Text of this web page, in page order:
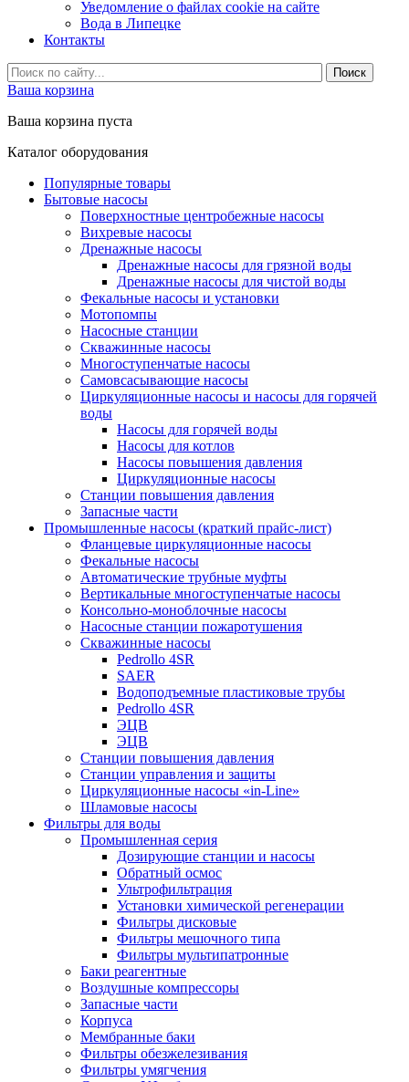
Уведомление о файлах cookie на сайте
Вода в Липецке
Контакты
Ваша корзина
Ваша корзина пуста
Каталог оборудования
Популярные товары
Бытовые насосы
Поверхностные центробежные насосы
Вихревые насосы
Дренажные насосы
Дренажные насосы для грязной воды
Дренажные насосы для чистой воды
Фекальные насосы и установки
Мотопомпы
Насосные станции
Скважинные насосы
Многоступенчатые насосы
Самовсасывающие насосы
Циркуляционные насосы и насосы для горячей
воды
Насосы для горячей воды
Насосы для котлов
Насосы повышения давления
Циркуляционные насосы
Станции повышения давления
Запасные части
Промышленные насосы (краткий прайс-лист)
Фланцевые циркуляционные насосы
Фекальные насосы
Автоматические трубные муфты
Вертикальные многоступенчатые насосы
Консольно-моноблочные насосы
Насосные станции пожаротушения
Скважинные насосы
Pedrollo 4SR
SAER
Водоподъемные пластиковые трубы
Pedrollo 4SR
ЭЦВ
ЭЦВ
Станции повышения давления
Станции управления и защиты
Циркуляционные насосы «in-Line»
Шламовые насосы
Фильтры для воды
Промышленная серия
Дозирующие станции и насосы
Обратный осмос
Ультрофильтрация
Установки химической регенерации
Фильтры дисковые
Фильтры мешочного типа
Фильтры мультипатронные
Баки реагентные
Воздушные компрессоры
Запасные части
Корпуса
Мембранные баки
Фильтры обезжелезивания
Фильтры умягчения